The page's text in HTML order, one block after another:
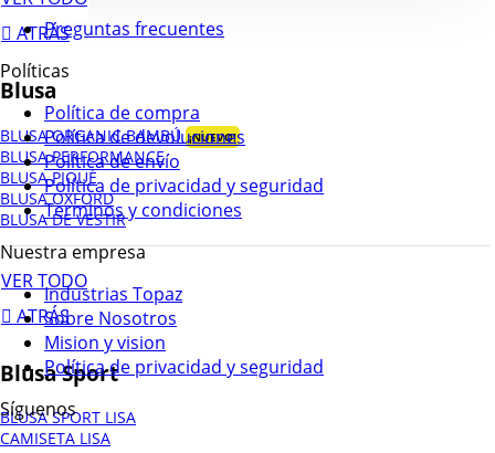
ATRÁS
Blusa
BLUSA ORGANIC BAMBÚ ¡NUEVO!
BLUSA PERFORMANCE
BLUSA PIQUÉ
BLUSA OXFORD
BLUSA DE VESTIR
VER TODO
ATRÁS
Blusa Sport
BLUSA SPORT LISA
CAMISETA LISA
Preguntas frecuentes
Políticas
Política de compra
Política de devoluciones
Política de envío
Política de privacidad y seguridad
Terminos y condiciones
Nuestra empresa
Industrias Topaz
Sobre Nosotros
Mision y vision
Política de privacidad y seguridad
Síguenos